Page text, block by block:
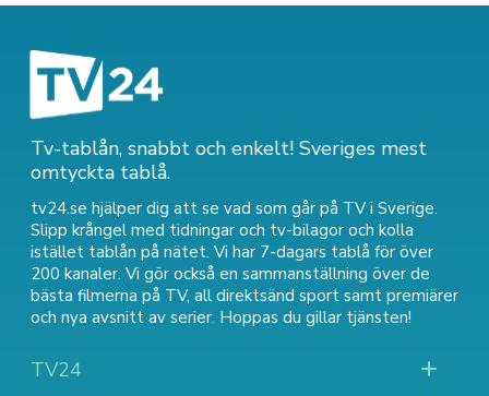
Tv-tablån, snabbt och enkelt! Sveriges mest
omtyckta tablå.
tv24.se hjälper dig att se vad som går på TV i Sverige.
Slipp krångel med tidningar och tv-bilagor och kolla
istället tablån på nätet. Vi har 7-dagars tablå för över
200 kanaler. Vi gör också en sammanställning över de
bästa filmerna på TV, all direktsänd sport samt premiärer
och nya avsnitt av serier. Hoppas du gillar tjänsten!
TV24